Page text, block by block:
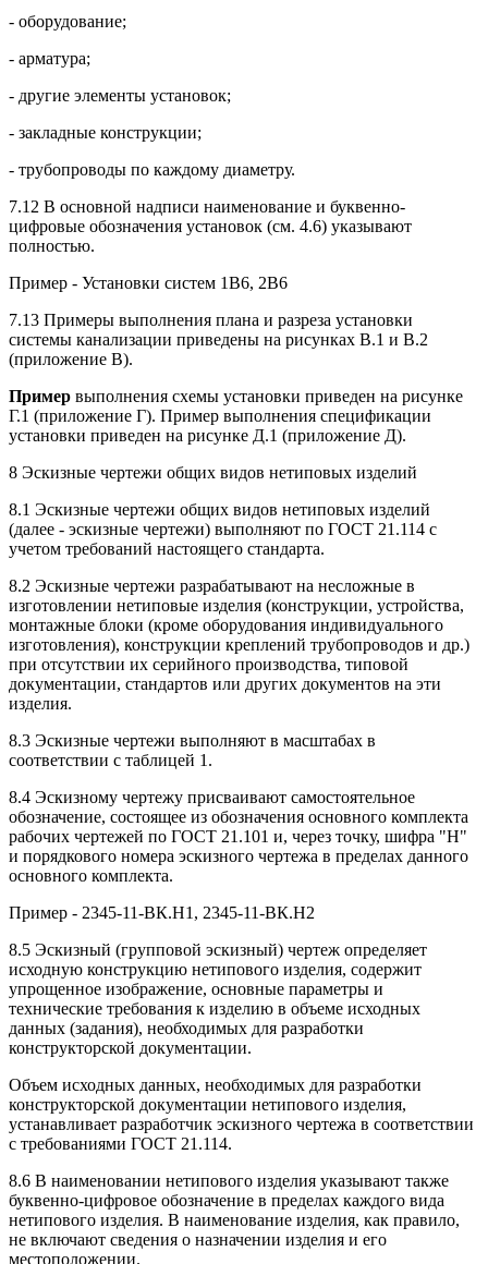
- оборудование;
- арматура;
- другие элементы установок;
- закладные конструкции;
- трубопроводы по каждому диаметру.
7.12 В основной надписи наименование и буквенно-
цифровые обозначения установок (см. 4.6) указывают
полностью.
Пример - Установки систем 1В6, 2В6
7.13 Примеры выполнения плана и разреза установки
системы канализации приведены на рисунках В.1 и В.2
(приложение В).
Пример выполнения схемы установки приведен на рисунке
Г.1 (приложение Г). Пример выполнения спецификации
установки приведен на рисунке Д.1 (приложение Д).
8 Эскизные чертежи общих видов нетиповых изделий
8.1 Эскизные чертежи общих видов нетиповых изделий
(далее - эскизные чертежи) выполняют по ГОСТ 21.114 с
учетом требований настоящего стандарта.
8.2 Эскизные чертежи разрабатывают на несложные в
изготовлении нетиповые изделия (конструкции, устройства,
монтажные блоки (кроме оборудования индивидуального
изготовления), конструкции креплений трубопроводов и др.)
при отсутствии их серийного производства, типовой
документации, стандартов или других документов на эти
изделия.
8.3 Эскизные чертежи выполняют в масштабах в
соответствии с таблицей 1.
8.4 Эскизному чертежу присваивают самостоятельное
обозначение, состоящее из обозначения основного комплекта
рабочих чертежей по ГОСТ 21.101 и, через точку, шифра "Н"
и порядкового номера эскизного чертежа в пределах данного
основного комплекта.
Пример - 2345-11-ВК.Н1, 2345-11-ВК.Н2
8.5 Эскизный (групповой эскизный) чертеж определяет
исходную конструкцию нетипового изделия, содержит
упрощенное изображение, основные параметры и
технические требования к изделию в объеме исходных
данных (задания), необходимых для разработки
конструкторской документации.
Объем исходных данных, необходимых для разработки
конструкторской документации нетипового изделия,
устанавливает разработчик эскизного чертежа в соответствии
с требованиями ГОСТ 21.114.
8.6 В наименовании нетипового изделия указывают также
буквенно-цифровое обозначение в пределах каждого вида
нетипового изделия. В наименование изделия, как правило,
не включают сведения о назначении изделия и его
местоположении.